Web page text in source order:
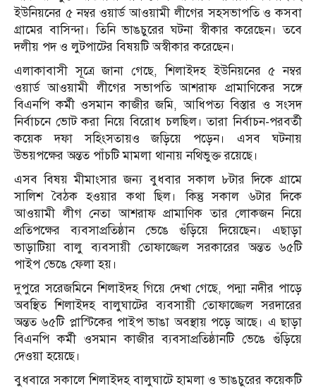
ইউনিয়নের ৫ নম্বর ওয়ার্ড আওয়ামী লীগের সহসভাপতি ও কসবা
গ্রামের বাসিন্দা। তিনি ভাঙচুরের ঘটনা স্বীকার করেছেন। তবে
দলীয় পদ ও লুটপাটের বিষয়টি অস্বীকার করেছেন।
এলাকাবাসী সূত্রে জানা গেছে, শিলাইদহ ইউনিয়নের ৫ নম্বর
ওয়ার্ড আওয়ামী লীগের সভাপতি আশরাফ প্রামাণিকের সঙ্গে
বিএনপি কর্মী ওসমান কাজীর জমি, আধিপত্য বিস্তার ও সংসদ
নির্বাচনে ভোট করা নিয়ে বিরোধ চলছিল। তারা নির্বাচন-পরবর্তী
কয়েক দফা সহিংসতায়ও জড়িয়ে পড়েন। এসব ঘটনায়
উভয়পক্ষের অন্তত পাঁচটি মামলা থানায় নথিভুক্ত রয়েছে।
এসব বিষয় মীমাংসার জন্য বুধবার সকাল ৮টার দিকে গ্রামে
সালিশ বৈঠক হওয়ার কথা ছিল। কিন্তু সকাল ৬টার দিকে
আওয়ামী লীগ নেতা আশরাফ প্রামাণিক তার লোকজন নিয়ে
প্রতিপক্ষের ব্যবসাপ্রতিষ্ঠান ভেঙে গুঁড়িয়ে দিয়েছেন। এছাড়া
ভাড়াটিয়া বালু ব্যবসায়ী তোফাজ্জেল সরকারের অন্তত ৬৫টি
পাইপ ভেঙে ফেলা হয়।
দুপুরে সরেজমিনে শিলাইদহ গিয়ে দেখা গেছে, পদ্মা নদীর পাড়ে
অবস্থিত শিলাইদহ বালুঘাটের ব্যবসায়ী তোফাজ্জেল সরদারের
অন্তত ৬৫টি প্লাস্টিকের পাইপ ভাঙা অবস্থায় পড়ে আছে। এ ছাড়া
বিএনপি কর্মী ওসমান কাজীর ব্যবসাপ্রতিষ্ঠানটি ভেঙে গুঁড়িয়ে
দেওয়া হয়েছে।
বুধবারে সকালে শিলাইদহ বালুঘাটে হামলা ও ভাঙচুরের কয়েকটি